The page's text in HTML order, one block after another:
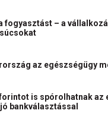
fogyasztást – a
az egészségügy
is spórolhatnak az
bankválasztással